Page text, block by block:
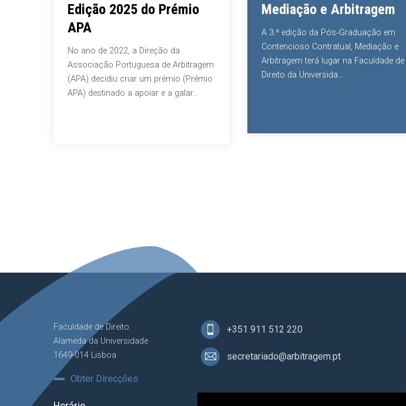
Edição 2025 do Prémio
APA
No ano de 2022, a Direção da
Associação Portuguesa de Arbitragem
(APA) decidiu criar um prémio (Prémio
APA) destinado a apoiar e a galar...
Mediação e Arbitragem
A 3.ª edição da Pós‑Graduação em
Contencioso Contratual, Mediação e
Arbitragem terá lugar na Faculdade de
Direito da Universida...
Faculdade de Direito
Alameda da Universidade
1649-014 Lisboa
Obter Direcções
+351 911 512 220
secretariado@arbitragem.pt